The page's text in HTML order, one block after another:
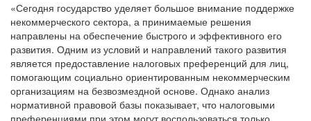
«Сегодня государство уделяет большое внимание поддержке
некоммерческого сектора, а принимаемые решения
направлены на обеспечение быстрого и эффективного его
развития. Одним из условий и направлений такого развития
является предоставление налоговых преференций для лиц,
помогающим социально ориентированным некоммерческим
организациям на безвозмездной основе. Однако анализ
нормативной правовой базы показывает, что налоговыми
преференциями при этом могут воспользоваться только